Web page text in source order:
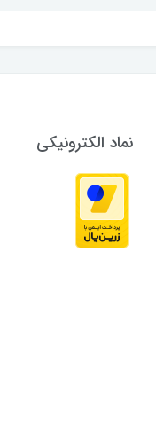
نماد الکترونیکی